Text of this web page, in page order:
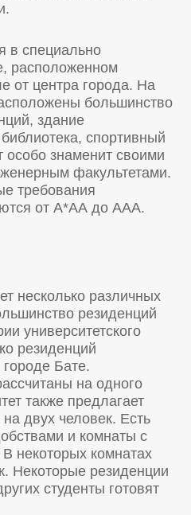
в специально
расположенном
от центра города. На
большинство
здание
спортивный
особо знаменит своими
факультетами.
требования
от А*АА до ААА.
несколько различных
резиденций
университетского
резиденций
Бате.
на одного
также предлагает
двух человек. Есть
и комнаты с
некоторых комнатах
Некоторые резиденции
студенты готовят